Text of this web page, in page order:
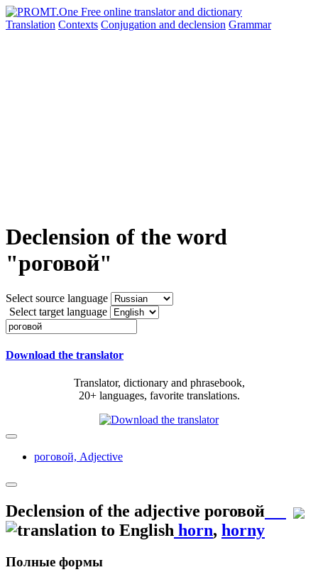
Translation Contexts Conjugation and declension Grammar
Declension of the word
"роговой"
Select source language
Select target language
Download the translator
Translator, dictionary and phrasebook,
20+ languages, favorite translations.
роговой, Adjective
Declension of the adjective роговой
horn, horny
Полные формы